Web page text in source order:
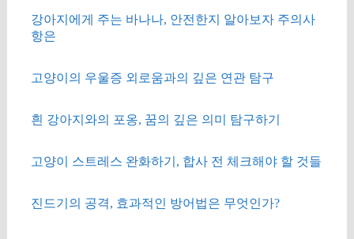
강아지에게 주는 바나나, 안전한지 알아보자 주의사
항은
고양이의 우울증 외로움과의 깊은 연관 탐구
흰 강아지와의 포옹, 꿈의 깊은 의미 탐구하기
고양이 스트레스 완화하기, 합사 전 체크해야 할 것들
진드기의 공격, 효과적인 방어법은 무엇인가?